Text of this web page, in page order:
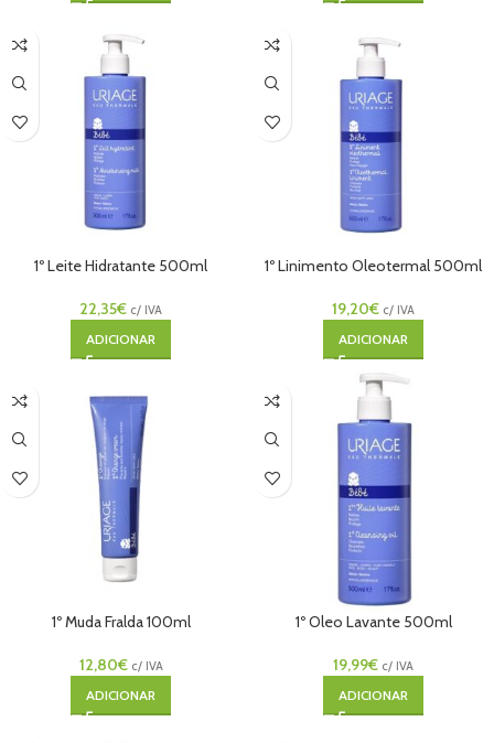
1º Leite Hidratante 500ml
22,35€ c/ IVA
ADICIONAR
1º Linimento Oleotermal 500ml
19,20€ c/ IVA
ADICIONAR
1º Muda Fralda 100ml
12,80€ c/ IVA
ADICIONAR
1º Oleo Lavante 500ml
19,99€ c/ IVA
ADICIONAR